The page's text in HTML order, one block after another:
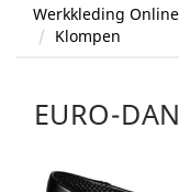
Werkkleding Online
Klompen
EURO-